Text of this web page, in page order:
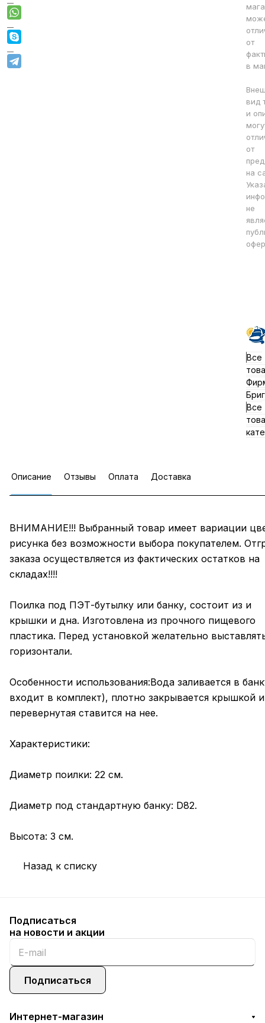
от
в
вид
и
от
на
не
Все
Бриг
Все
Описание Отзывы Оплата Доставка
ВНИМАНИЕ!!! Выбранный товар имеет вариации
рисунка без возможности выбора покупателем.
заказа осуществляется из фактических остатков на
складах!!!!
Поилка под ПЭТ-бутылку или банку, состоит из и
крышки и дна. Изготовлена из прочного пищевого
пластика. Перед установкой желательно
горизонтали.
Особенности использования:Вода заливается в
входит в комплект), плотно закрывается крышкой и
перевернутая ставится на нее.
Характеристики:
Диаметр поилки: 22 см.
Диаметр под стандартную банку: D82.
Высота: 3 см.
Назад к списку
Подписаться
на новости и акции
Подписаться
Интернет-магазин